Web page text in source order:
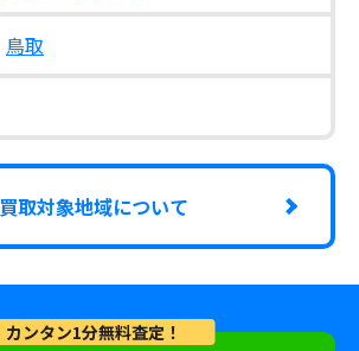
鳥取
買取対象地域について
カンタン1分無料査定！